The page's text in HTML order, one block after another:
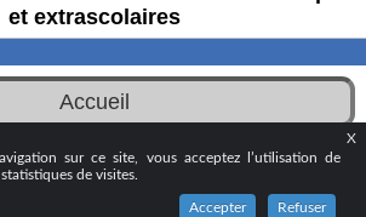
X
sur ce site, vous acceptez l’utilisation de
de visites.
Accepter Refuser
et extrascolaires
Accueil
© 2024 - Ville d’Aubervilliers